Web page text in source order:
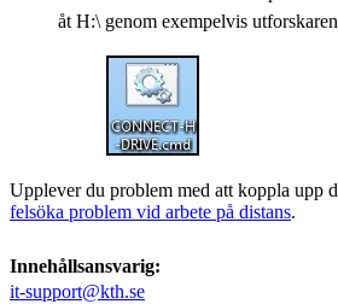
åt H:\ genom exempelvis
Upplever du problem med att koppla upp
felsöka problem vid arbete på distans.
Innehållsansvarig:
it-support@kth.se